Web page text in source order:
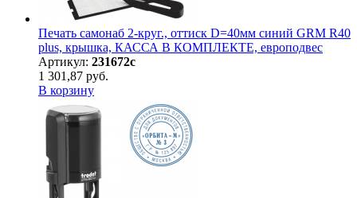
Печать самонаб 2-круг., оттиск D=40мм синий GRM R40
plus, крышка, КАССА В КОМПЛЕКТЕ, европодвес
Артикул: 231672с
1 301,87 руб.
В корзину